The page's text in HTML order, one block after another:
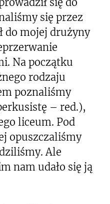
się przez
do mojej drużyny
Na początku
rodzaju
poznaliśmy
– red.),
liceum. Pod
opuszczaliśmy
Ale
nam udało się ją